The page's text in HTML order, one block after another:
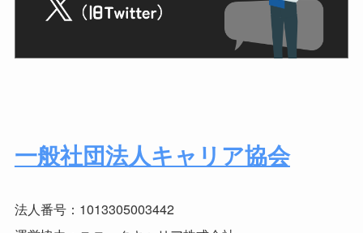
一般社団法人キャリア協会
法人番号：1013305003442